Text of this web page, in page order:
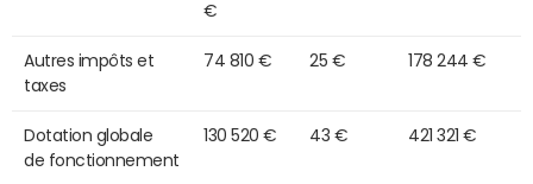
€
Autres impôts et
taxes
74 810 € 25 € 178 244 €
Dotation globale
de fonctionnement
130 520 € 43 € 421 321 €